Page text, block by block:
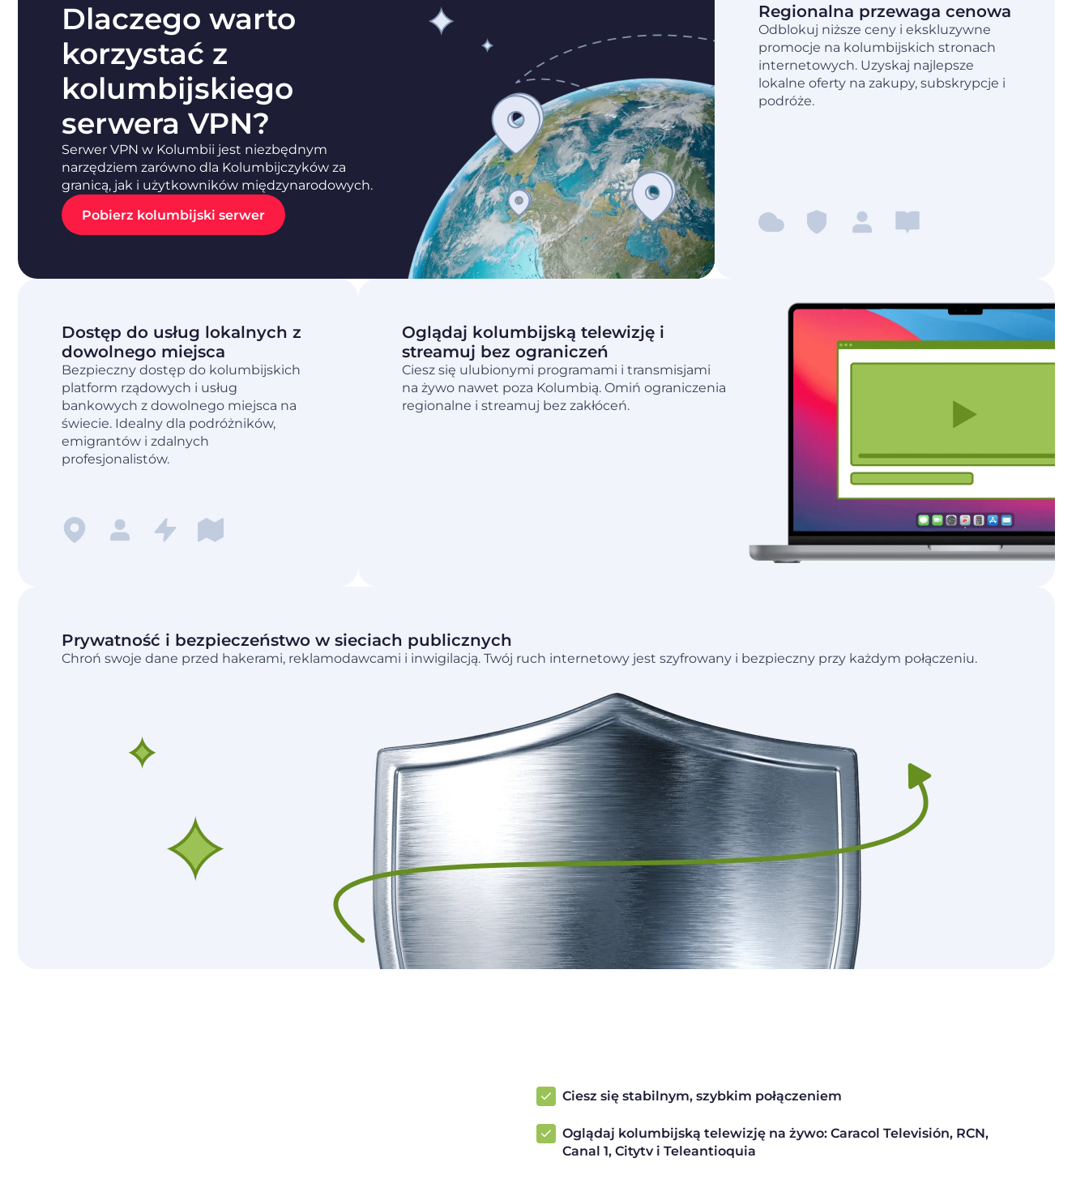
Dlaczego warto
korzystać z
kolumbijskiego
serwera VPN?
Serwer VPN w Kolumbii jest niezbędnym
narzędziem zarówno dla Kolumbijczyków za
granicą, jak i użytkowników międzynarodowych.
Pobierz kolumbijski serwer
Regionalna przewaga cenowa
Odblokuj niższe ceny i ekskluzywne
promocje na kolumbijskich stronach
internetowych. Uzyskaj najlepsze
lokalne oferty na zakupy, subskrypcje i
podróże.
Dostęp do usług lokalnych z
dowolnego miejsca
Bezpieczny dostęp do kolumbijskich
platform rządowych i usług
bankowych z dowolnego miejsca na
świecie. Idealny dla podróżników,
emigrantów i zdalnych
profesjonalistów.
Oglądaj kolumbijską telewizję i
streamuj bez ograniczeń
Ciesz się ulubionymi programami i transmisjami
na żywo nawet poza Kolumbią. Omiń ograniczenia
regionalne i streamuj bez zakłóceń.
Prywatność i bezpieczeństwo w sieciach publicznych
Chroń swoje dane przed hakerami, reklamodawcami i inwigilacją. Twój ruch internetowy jest szyfrowany i bezpieczny przy każdym połączeniu.
Ciesz się stabilnym, szybkim połączeniem
Oglądaj kolumbijską telewizję na żywo: Caracol Televisión, RCN,
Canal 1, Citytv i Teleantioquia